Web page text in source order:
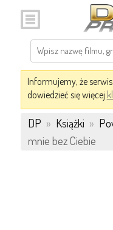
Informujemy, że
dowiedzieć się więcej
DP » Książki »
mnie bez Ciebie